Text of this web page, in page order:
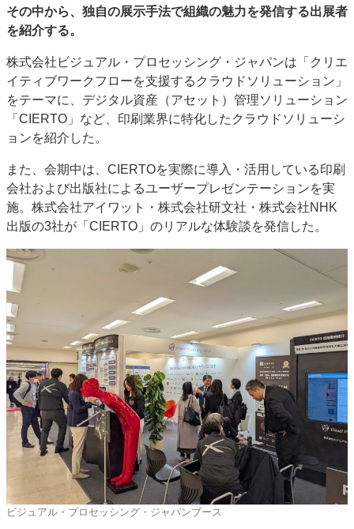
特集・デジタル印刷 アイデアで勝負！ ～多様なビジネス・多彩な商材～
JAPAN PACK 2023 特集
特集・デジタル印刷 ～ 新成長軌道を描く
案内
発刊案内
JFPI印刷用語集 印刷機材年鑑
会社案内
購読・購入申し込み
サイトポリシー
お問い合わせ
その中から、独自の展示手法で組織の魅力を発信する出展者
を紹介する。
株式会社ビジュアル・プロセッシング・ジャパンは「クリエ
イティブワークフローを支援するクラウドソリューション」
をテーマに、デジタル資産（アセット）管理ソリューション
「CIERTO」など、印刷業界に特化したクラウドソリューシ
ョンを紹介した。
また、会期中は、CIERTOを実際に導入・活用している印刷
会社および出版社によるユーザープレゼンテーションを実
施。株式会社アイワット・株式会社研文社・株式会社NHK
出版の3社が「CIERTO」のリアルな体験談を発信した。
ビジュアル・プロセッシング・ジャパンブース